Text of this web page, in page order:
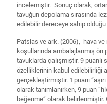
incelemiştir. Sonuç olarak,
tavuğun depolama sırasında
edilebilir dereceye sahip
Patsias ve ark. (2006), hava
koşullarında ambalajlanmış ön
tavuklarda çalışmıştır. 9
özelliklerinin kabul edilebilirliği
gerçekleştirmiştir. 1 puanı
olarak tanımlanırken, 9 puan
beğenme” olarak belirlenmiştir.